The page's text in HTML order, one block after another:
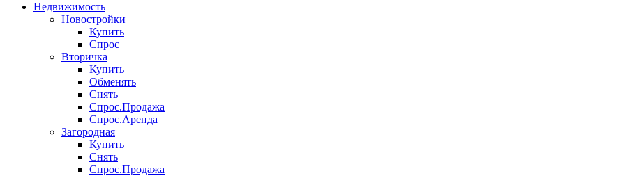
Недвижимость
Новостройки
Купить
Спрос
Вторичка
Купить
Обменять
Снять
Спрос.Продажа
Спрос.Аренда
Загородная
Купить
Снять
Спрос.Продажа